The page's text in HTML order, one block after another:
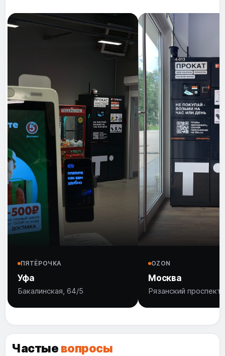
ПЯТЁРОЧКА
Уфа
Бакалинская, 64/5
OZON
Москва
Рязанский
Частые вопросы